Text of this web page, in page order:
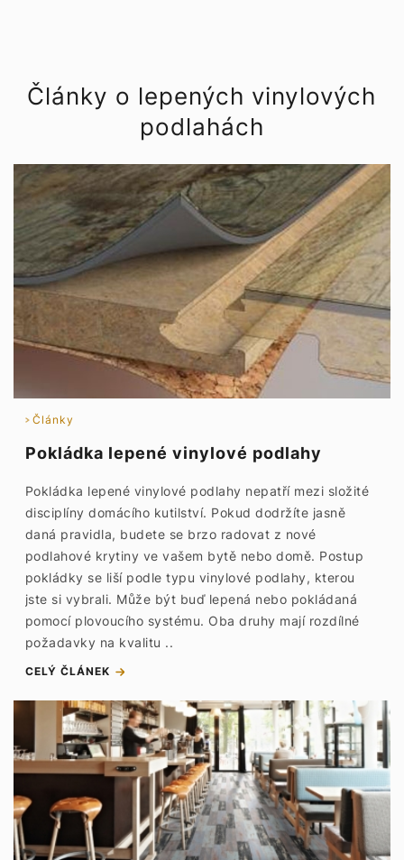
Články o lepených vinylových
podlahách
Články
Pokládka lepené vinylové podlahy
Pokládka lepené vinylové podlahy nepatří mezi složité
disciplíny domácího kutilství. Pokud dodržíte jasně
daná pravidla, budete se brzo radovat z nové
podlahové krytiny ve vašem bytě nebo domě. Postup
pokládky se liší podle typu vinylové podlahy, kterou
jste si vybrali. Může být buď lepená nebo pokládaná
pomocí plovoucího systému. Oba druhy mají rozdílné
požadavky na kvalitu ..
CELÝ ČLÁNEK